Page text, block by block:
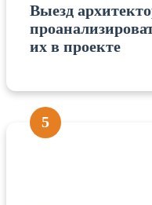
Выезд
их в проекте
5